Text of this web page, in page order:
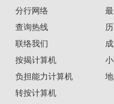
分行网络
查询热线
联络我们
按揭计算机
负担能力计算机
转按计算机